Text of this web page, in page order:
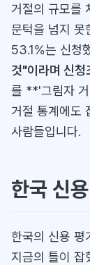
거절의 규모를
문턱을 넘지
53.1%는 신청
것"이라며 신청
를 **'그림자
거절 통계에도
사람들입니다.
한국 신
한국의 신용
지금의 틀이 잡